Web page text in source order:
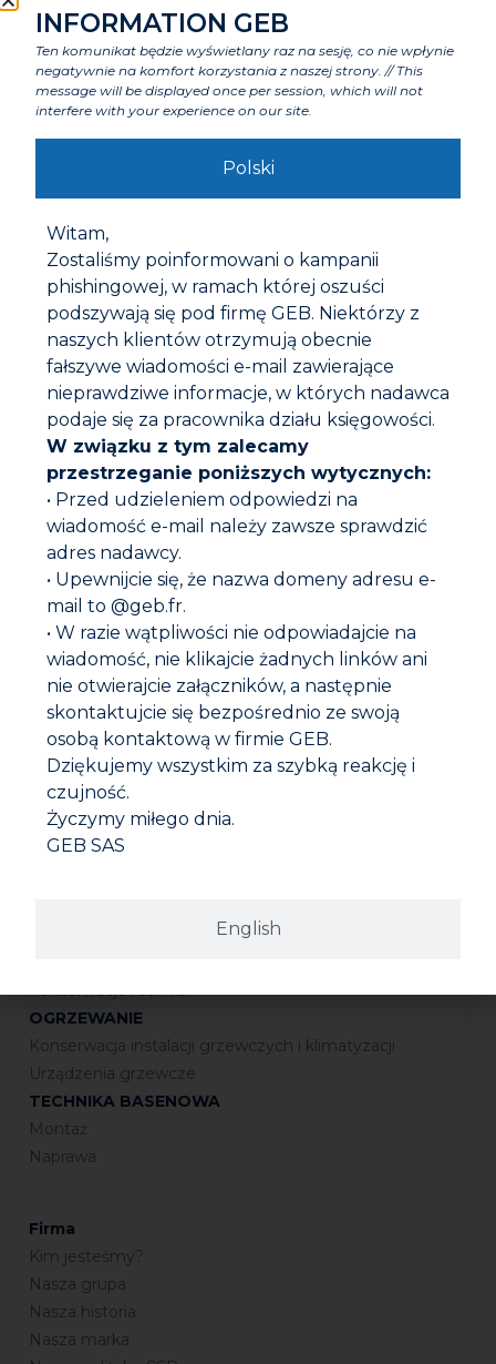
POOL* PREPARAT DO ZATYKANIA WYCIEKÓW
GEB Polska Sp. z o.o.
ul. Krakowiaków 80/98, 02-255 Warszawa Kapitał
zakładowy 400 000 PLN – NIP: 527-24-95-194 Regon:
140417094 – KRS 0000249707
INSTALACJE SANITARNE
Konserwacja i serwis
OGRZEWANIE
Konserwacja instalacji grzewczych i klimatyzacji
Urządzenia grzewcze
TECHNIKA BASENOWA
Montaż
Naprawa
Firma
Kim jesteśmy?
Nasza grupa
Nasza historia
Nasza marka
Skontaktuj się z nami
E-mail info@geb-polska.pl
Tel. : +48 22 865 07 17
Fax : +48 22 213 85 43
INFORMATION GEB
Ten komunikat będzie wyświetlany raz na sesję, co nie wpłynie
negatywnie na komfort korzystania z naszej strony. // This
message will be displayed once per session, which will not
interfere with your experience on our site.
Polski
English
Witam,
Zostaliśmy poinformowani o kampanii
phishingowej, w ramach której oszuści
podszywają się pod firmę GEB. Niektórzy z
naszych klientów otrzymują obecnie
fałszywe wiadomości e-mail zawierające
nieprawdziwe informacje, w których nadawca
podaje się za pracownika działu księgowości.
W związku z tym zalecamy
przestrzeganie poniższych wytycznych:
• Przed udzieleniem odpowiedzi na
wiadomość e-mail należy zawsze sprawdzić
adres nadawcy.
• Upewnijcie się, że nazwa domeny adresu e-
mail to @geb.fr.
• W razie wątpliwości nie odpowiadajcie na
wiadomość, nie klikajcie żadnych linków ani
nie otwierajcie załączników, a następnie
skontaktujcie się bezpośrednio ze swoją
osobą kontaktową w firmie GEB.
Dziękujemy wszystkim za szybką reakcję i
czujność.
Życzymy miłego dnia.
GEB SAS